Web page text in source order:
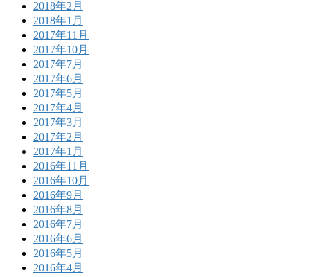
2018年2月
2018年1月
2017年11月
2017年10月
2017年7月
2017年6月
2017年5月
2017年4月
2017年3月
2017年2月
2017年1月
2016年11月
2016年10月
2016年9月
2016年8月
2016年7月
2016年6月
2016年5月
2016年4月